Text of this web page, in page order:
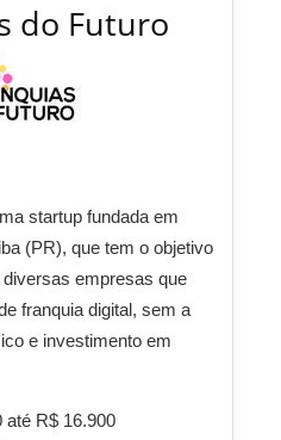
do Futuro
startup fundada em
(PR), que tem o objetivo
empresas que
franquia digital, sem a
e investimento em
até R$ 16.900